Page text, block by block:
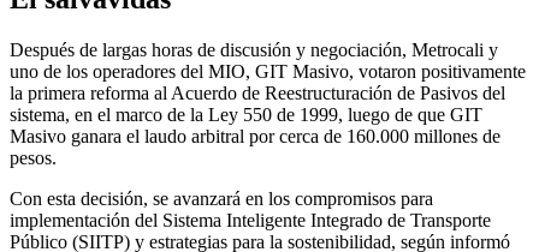
Después de largas horas de discusión y negociación, Metrocali y
uno de los operadores del MIO, GIT Masivo, votaron positivamente
la primera reforma al Acuerdo de Reestructuración de Pasivos del
sistema, en el marco de la Ley 550 de 1999, luego de que GIT
Masivo ganara el laudo arbitral por cerca de 160.000 millones de
pesos.
Con esta decisión, se avanzará en los compromisos para
implementación del Sistema Inteligente Integrado de Transporte
Público (SIITP) y estrategias para la sostenibilidad, según informó